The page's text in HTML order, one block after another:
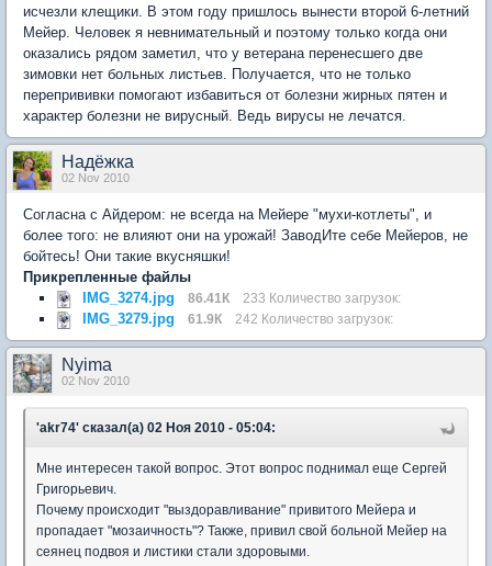
исчезли клещики. В этом году пришлось вынести второй 6-летний
Мейер. Человек я невнимательный и поэтому только когда они
оказались рядом заметил, что у ветерана перенесшего две
зимовки нет больных листьев. Получается, что не только
перепрививки помогают избавиться от болезни жирных пятен и
характер болезни не вирусный. Ведь вирусы не лечатся.
Надёжка
02 Nov 2010
Согласна с Айдером: не всегда на Мейере "мухи-котлеты", и
более того: не влияют они на урожай! ЗаводИте себе Мейеров, не
бойтесь! Они такие вкусняшки!
Прикрепленные файлы
IMG_3274.jpg
86.41К 233 Количество загрузок:
IMG_3279.jpg 61.9К 242 Количество загрузок:
Nyima
02 Nov 2010
'akr74' сказал(а) 02 Ноя 2010 - 05:04:
Мне интересен такой вопрос. Этот вопрос поднимал еще Сергей
Григорьевич.
Почему происходит "выздоравливание" привитого Мейера и
пропадает "мозаичность"? Также, привил свой больной Мейер на
сеянец подвоя и листики стали здоровыми.